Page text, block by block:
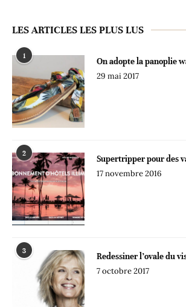
LES ARTICLES LES PLUS LUS
1
On adopte la panoplie
29 mai 2017
2
Supertripper pour des
17 novembre 2016
3
Redessiner l’ovale du
7 octobre 2017